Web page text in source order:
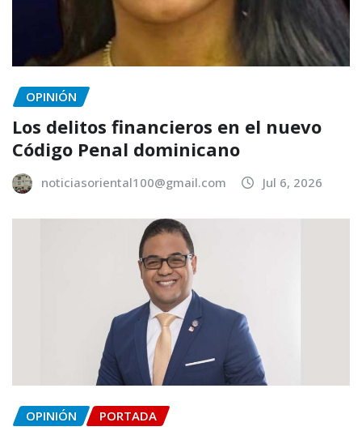
OPINIÓN
Los delitos financieros en el nuevo
Código Penal dominicano
noticiasoriental100@gmail.com Jul 6, 2026
OPINIÓN PORTADA